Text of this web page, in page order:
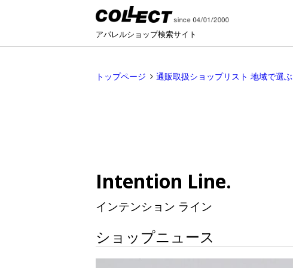
アパレルショップ検索サイト
トップページ 通販取扱ショップリスト 地域で選ぶ
Intention Line.
インテンション ライン
ショップニュース